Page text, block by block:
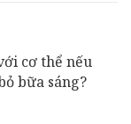
cơ thể nếu
bữa sáng?